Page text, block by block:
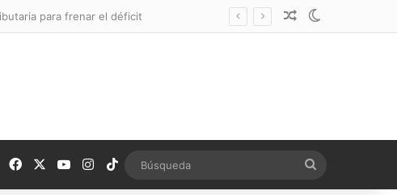
para frenar el déficit Noticia aleatoria
FacebookYouTubeInstagram
TikTok